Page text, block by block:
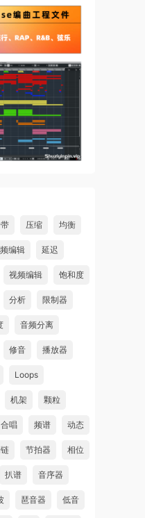
压缩 均衡
编辑 延迟
视频编辑 饱和度
分析 限制器
音频分离
修音 播放器
Loops
机架 颗粒
合唱 频谱 动态
节拍器 相位
扒谱 音序器
琶音器 低音